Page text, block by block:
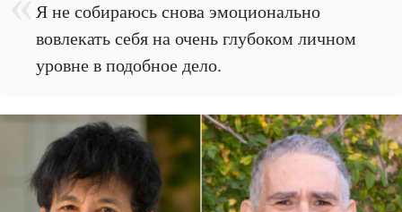
Я не собираюсь снова эмоционально
вовлекать себя на очень глубоком личном
уровне в подобное дело.